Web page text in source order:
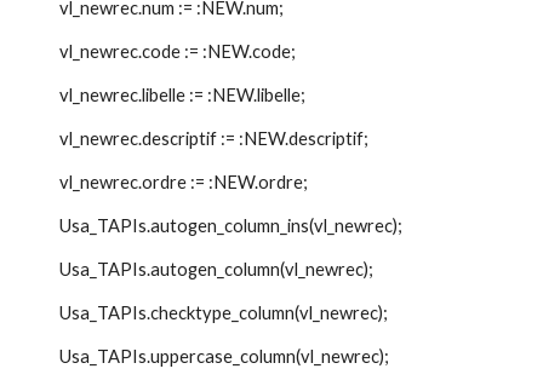
vl_newrec.num := :NEW.num;
vl_newrec.code := :NEW.code;
vl_newrec.libelle := :NEW.libelle;
vl_newrec.descriptif := :NEW.descriptif;
vl_newrec.ordre := :NEW.ordre;
Usa_TAPIs.autogen_column_ins(vl_newrec);
Usa_TAPIs.autogen_column(vl_newrec);
Usa_TAPIs.checktype_column(vl_newrec);
Usa_TAPIs.uppercase_column(vl_newrec);